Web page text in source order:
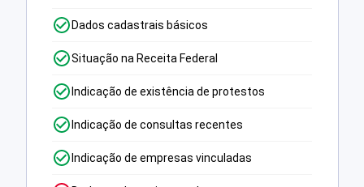
Dados cadastrais básicos
Situação na Receita Federal
Indicação de existência de protestos
Indicação de consultas recentes
Indicação de empresas vinculadas